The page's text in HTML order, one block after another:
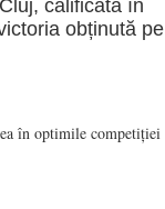
calificată în
obținută pe
în optimile competiției